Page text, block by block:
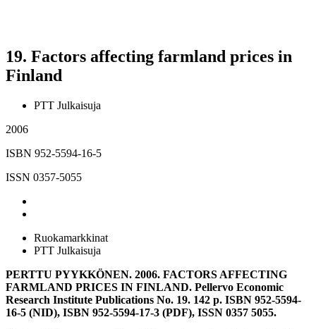
19. Factors affecting farmland prices in
Finland
PTT Julkaisuja
2006
ISBN 952-5594-16-5
ISSN 0357-5055
Ruokamarkkinat
PTT Julkaisuja
PERTTU PYYKKÖNEN. 2006. FACTORS AFFECTING
FARMLAND PRICES IN FINLAND. Pellervo Economic
Research Institute Publications No. 19. 142 p. ISBN 952-5594-
16-5 (NID), ISBN 952-5594-17-3 (PDF), ISSN 0357 5055.